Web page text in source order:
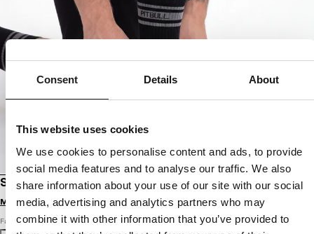
Consent Details About
This website uses cookies
We use cookies to personalise content and ads, to provide
social media features and to analyse our traffic. We also
share information about your use of our site with our social
media, advertising and analytics partners who may
combine it with other information that you’ve provided to
SOCKEN HIGH CREW HILLTOP DÜNN 3ER-PACK
Melde dich an, um Preise zu sehen
Farbe: schwarz